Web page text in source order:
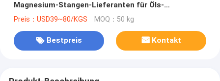
Magnesium-Stangen-Lieferanten für Öls-
Extraktionindustrie
Preis：USD39~80/KGS MOQ：50 kg
Bestpreis Kontakt